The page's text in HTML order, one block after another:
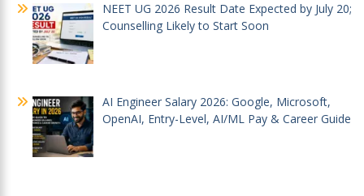
NEET UG 2026 Result Date Expected by July 20;
Counselling Likely to Start Soon
AI Engineer Salary 2026: Google, Microsoft,
OpenAI, Entry-Level, AI/ML Pay & Career Guide